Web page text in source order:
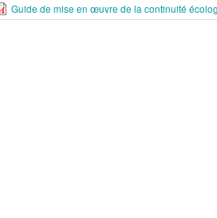
Guide de mise en œuvre de la continuité